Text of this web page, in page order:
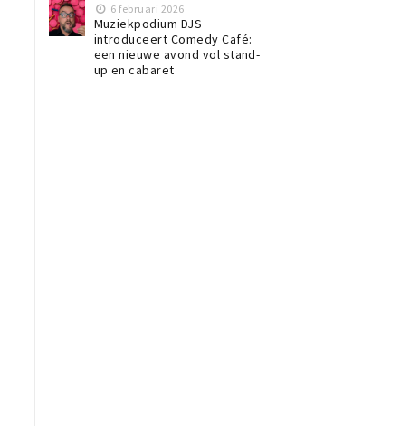
6 februari 2026
Muziekpodium DJS
introduceert Comedy Café:
een nieuwe avond vol stand-
up en cabaret